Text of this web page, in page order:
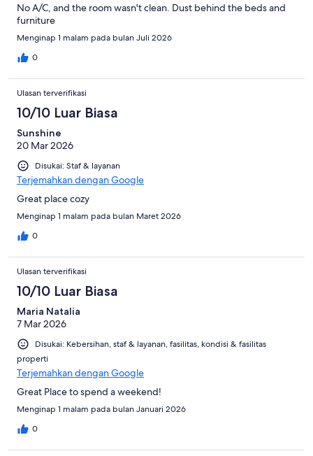
No A/C, and the room wasn't clean. Dust behind the beds and
furniture
Menginap 1 malam pada bulan Juli 2026
0
Ulasan terverifikasi
10/10 Luar Biasa
Sunshine
20 Mar 2026
Disukai: Staf & layanan
Terjemahkan dengan Google
Great place cozy
Menginap 1 malam pada bulan Maret 2026
0
Ulasan terverifikasi
10/10 Luar Biasa
Maria Natalia
7 Mar 2026
Disukai: Kebersihan, staf & layanan, fasilitas, kondisi & fasilitas
properti
Terjemahkan dengan Google
Great Place to spend a weekend!
Menginap 1 malam pada bulan Januari 2026
0